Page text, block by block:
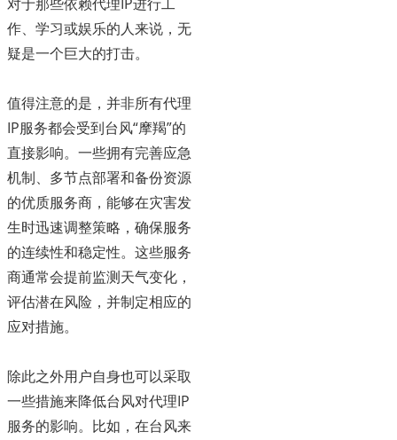
作、学习或娱乐的人来说，无
疑是一个巨大的打击。
值得注意的是，并非所有代理
IP服务都会受到台风“摩羯”的
直接影响。一些拥有完善应急
机制、多节点部署和备份资源
的优质服务商，能够在灾害发
生时迅速调整策略，确保服务
的连续性和稳定性。这些服务
商通常会提前监测天气变化，
评估潜在风险，并制定相应的
应对措施。
除此之外用户自身也可以采取
一些措施来降低台风对代理IP
服务的影响。比如，在台风来